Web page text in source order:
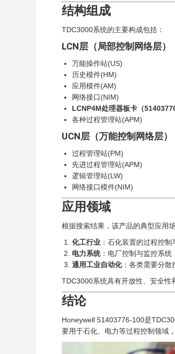
结构组成
TDC3000系统的主要构成包括：
LCN层（局部控制网络层）
万能操作站(US)
历史模件(HM)
应用模件(AM)
网络接口(NIM)
LCNP4M处理器板卡（
各种过程管理站(APM)
UCN层（万能控制网络层）
过程管理站(PM)
先进过程管理站(APM)
逻辑管理站(LW)
网络接口模件(NIM)
应用领域
根据搜索结果，该产品的典型应用
化工行业 ：石化装置的过程控
电力系统：电厂控制与监控系统
通用工业自动化：各类需要分散
TDC3000系统具有开放性、安全性
结论
Honeywell 51403776-100是
要用于石化、电力等过程控制领域